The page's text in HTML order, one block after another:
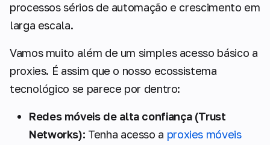
processos sérios de automação e crescimento em
larga escala.
Vamos muito além de um simples acesso básico a
proxies. É assim que o nosso ecossistema
tecnológico se parece por dentro:
Redes móveis de alta confiança (Trust
Networks): Tenha acesso a proxies móveis